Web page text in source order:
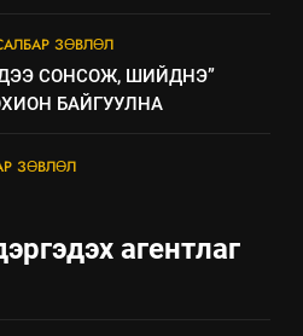
ЗӨВЛӨЛ
СОНСОЖ, ШИЙДНЭ”
БАЙГУУЛНА
ЗӨВЛӨЛ
агентлаг
зөвлөл” аяны хүрээнд
төлөвлөгөө